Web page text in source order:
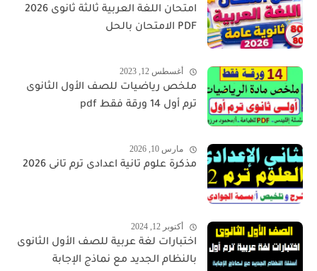
امتحان اللغة العربية ثالثة ثانوى 2026
PDF الامتحان بالحل
أغسطس 12, 2023
ملخص رياضيات للصف الأول الثانوى
ترم أول 14 ورقة فقط pdf
مارس 10, 2026
مذكرة علوم تانية اعدادى ترم تانى 2026
أكتوبر 12, 2024
اختبارات لغة عربية للصف الأول الثانوى
بالنظام الجديد مع نماذج الإجابة